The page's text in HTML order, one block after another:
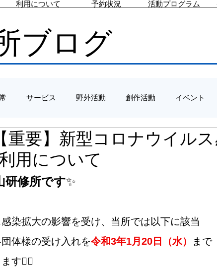
利用について 予約状況 活動プログラム
ブログ
サービス 野外活動 創作活動 イベント
重要】新型コロナウイル
用について
研修所です✨
染拡大の影響を受け、当所では以下に該当
体様の受け入れを令和3年1月20日（水）
まで
す🙇‍♂️